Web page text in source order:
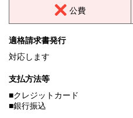
公費
適格請求書発行
対応します
支払方法等
■クレジットカード
■銀行振込